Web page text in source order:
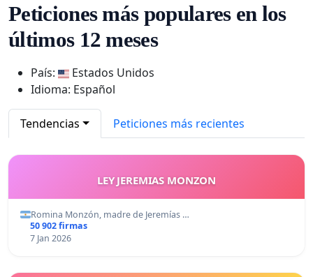
Peticiones más populares en los
últimos 12 meses
País:
Estados Unidos
Idioma: Español
Tendencias Peticiones más recientes
LEY JEREMIAS MONZON
Romina Monzón, madre de Jeremías …
50 902 firmas
7 Jan 2026